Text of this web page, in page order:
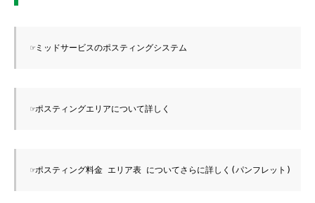
☞ミッドサービスのポスティングシステム
☞ポスティングエリアについて詳しく
☞ポスティング料金 エリア表 についてさらに詳しく(パンフレット)